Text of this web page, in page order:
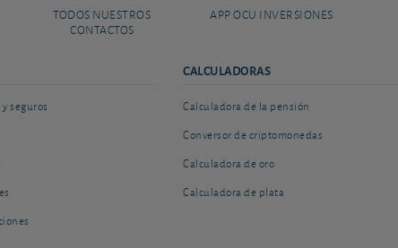
TODOS NUESTROS
CONTACTOS
APP OCU INVERSIONES
seguros
CALCULADORAS
Calculadora de la pensión
Conversor de criptomonedas
Calculadora de oro
Calculadora de plata